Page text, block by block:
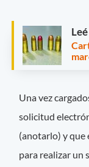
Una vez
solicitud
(anotarlo) y que
para realizar un